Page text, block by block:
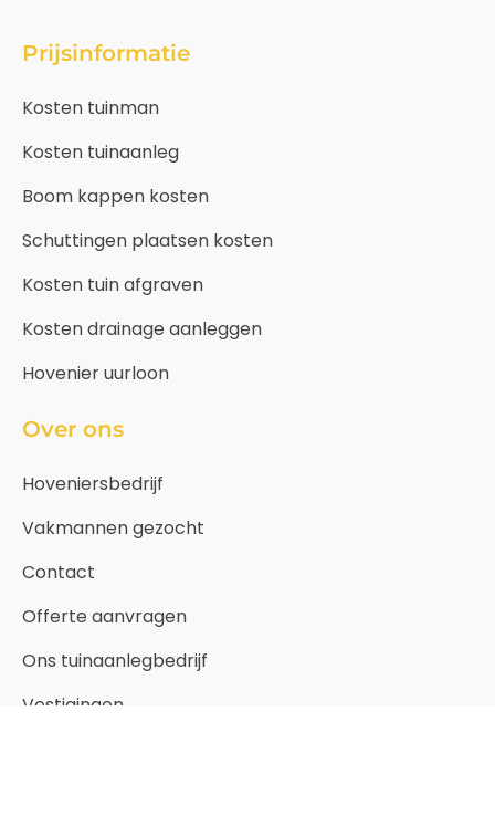
Prijsinformatie
Kosten tuinman
Kosten tuinaanleg
Boom kappen kosten
Schuttingen plaatsen kosten
Kosten tuin afgraven
Kosten drainage aanleggen
Hovenier uurloon
Over ons
Hoveniersbedrijf
Vakmannen gezocht
Contact
Offerte aanvragen
Ons tuinaanlegbedrijf
Vestigingen